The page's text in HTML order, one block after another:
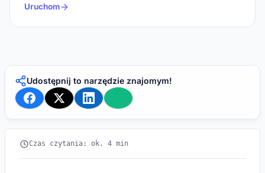
Uruchom
Udostępnij to narzędzie znajomym!
Czas czytania: ok. 4 min